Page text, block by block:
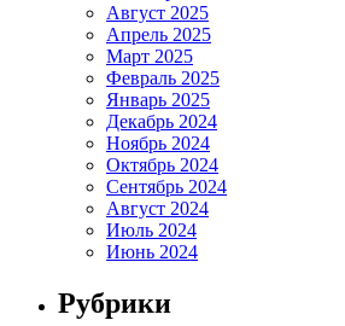
Август 2025
Апрель 2025
Март 2025
Февраль 2025
Январь 2025
Декабрь 2024
Ноябрь 2024
Октябрь 2024
Сентябрь 2024
Август 2024
Июль 2024
Июнь 2024
Рубрики